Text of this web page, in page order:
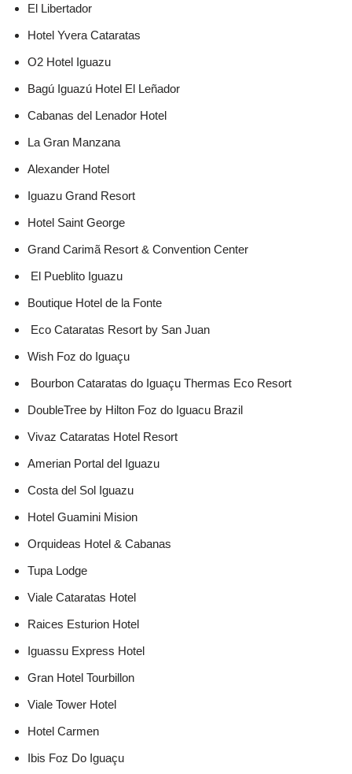
El Libertador
Hotel Yvera Cataratas
O2 Hotel Iguazu
Bagú Iguazú Hotel El Leñador
Cabanas del Lenador Hotel
La Gran Manzana
Alexander Hotel
Iguazu Grand Resort
Hotel Saint George
Grand Carimã Resort & Convention Center
El Pueblito Iguazu
Boutique Hotel de la Fonte
Eco Cataratas Resort by San Juan
Wish Foz do Iguaçu
Bourbon Cataratas do Iguaçu Thermas Eco Resort
DoubleTree by Hilton Foz do Iguacu Brazil
Vivaz Cataratas Hotel Resort
Amerian Portal del Iguazu
Costa del Sol Iguazu
Hotel Guamini Mision
Orquideas Hotel & Cabanas
Tupa Lodge
Viale Cataratas Hotel
Raices Esturion Hotel
Iguassu Express Hotel
Gran Hotel Tourbillon
Viale Tower Hotel
Hotel Carmen
Ibis Foz Do Iguaçu